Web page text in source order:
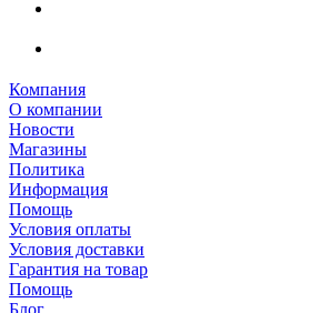
Компания
О компании
Новости
Магазины
Политика
Информация
Помощь
Условия оплаты
Условия доставки
Гарантия на товар
Помощь
Блог